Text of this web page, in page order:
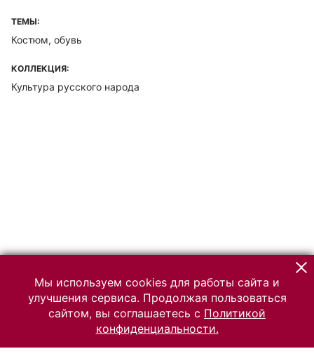
ТЕМЫ:
Костюм, обувь
КОЛЛЕКЦИЯ:
Культура русского народа
Мы используем cookies для работы сайта и
улучшения сервиса. Продолжая пользоваться
сайтом, вы соглашаетесь с Политикой
конфиденциальности.